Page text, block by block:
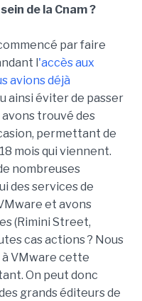
de la Cnam ?
par faire
l 'accès aux
avions déjà
ainsi éviter de passer
trouvé des
permettant de
mois qui viennent.
nombreuses
des services de
et avons
(Rimini Street,
cas actions ? Nous
à VMware cette
On peut donc
grands éditeurs de